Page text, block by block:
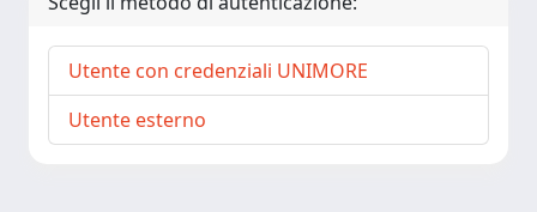
Utente con credenziali UNIMORE
Utente esterno